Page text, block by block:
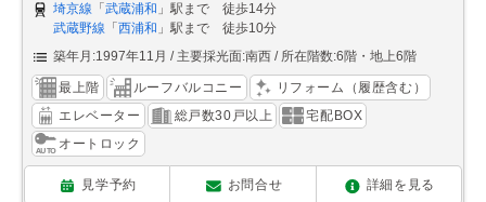
埼京線 「 武蔵浦和 」駅まで 徒歩14分
武蔵野線 「 西浦和 」駅まで 徒歩10分
築年月:1997年11月
主要採光面:南西 所在階数:6階・地上6階
最上階 ルーフバルコニー
リフォーム（履歴含む）
エレベーター
総戸数30戸以上
宅配BOX
オートロック
見学予約 お問合せ 詳細を見る